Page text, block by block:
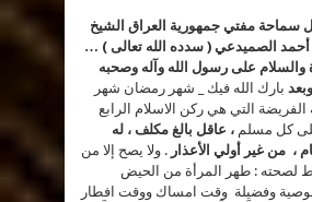
سماحة مفتي جمهورية العراق الشيخ
أحمد الصميدعي ( سدده الله تعالى ) …
والسلام على رسول الله وآله وصحبه
بارك الله فيك _ شهر رمضان شهر
التي هي ركن الاسلام الرابع
كل مسلم ، عاقل بالغ مكلف ، له
، من غير أولي الأعذار . ولا يصح إلا من
لصحته : طهر المرأة من الحيض
وفضيلة وقت امساك ووقت افطار